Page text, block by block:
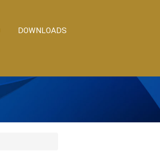
DOWNLOADS